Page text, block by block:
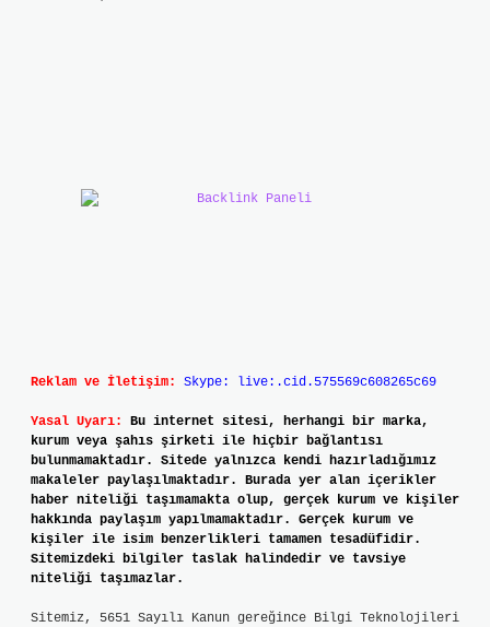
Reklam ve İletişim: Skype: live:.cid.575569c608265c69
Yasal Uyarı:
Bu internet sitesi, herhangi bir marka,
kurum veya şahıs şirketi ile hiçbir bağlantısı
bulunmamaktadır. Sitede yalnızca kendi hazırladığımız
makaleler paylaşılmaktadır. Burada yer alan içerikler
haber niteliği taşımamakta olup, gerçek kurum ve kişiler
hakkında paylaşım yapılmamaktadır. Gerçek kurum ve
kişiler ile isim benzerlikleri tamamen tesadüfidir.
Sitemizdeki bilgiler taslak halindedir ve tavsiye
niteliği taşımazlar.
Sitemiz, 5651 Sayılı Kanun gereğince Bilgi Teknolojileri